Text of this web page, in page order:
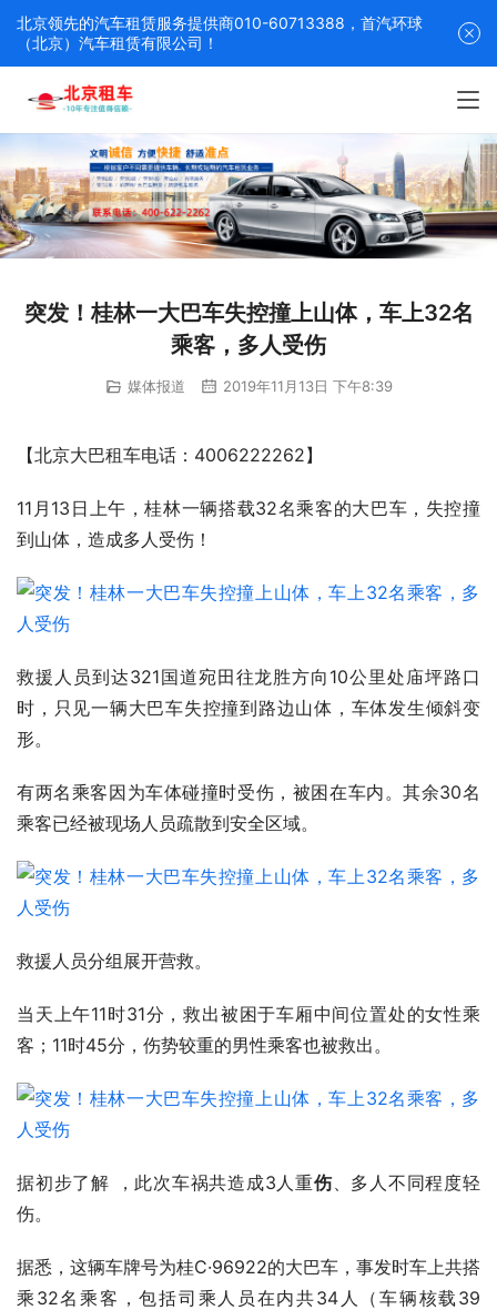
突发！桂林一大巴车失控撞上山体，车上32名
乘客，多人受伤
媒体报道 2019年11月13日 下午8:39
【北京大巴租车电话：4006222262】
11月13日上午，桂林一辆搭载32名乘客的大巴车，失控撞
到山体，造成多人受伤！
救援人员到达321国道宛田往龙胜方向10公里处庙坪路口
时，只见一辆大巴车失控撞到路边山体，车体发生倾斜变
形。
有两名乘客因为车体碰撞时受伤，被困在车内。其余30名
乘客已经被现场人员疏散到安全区域。
救援人员分组展开营救。
当天上午11时31分，救出被困于车厢中间位置处的女性乘
客；11时45分，伤势较重的男性乘客也被救出。
据初步了解 ，此次车祸共造成3人重伤、多人不同程度轻
伤。
据悉，这辆车牌号为桂C·96922的大巴车，事发时车上共搭
乘32名乘客，包括司乘人员在内共34人（车辆核载39
北京领先的汽车租赁服务提供商010-60713388，首汽环球
（北京）汽车租赁有限公司！